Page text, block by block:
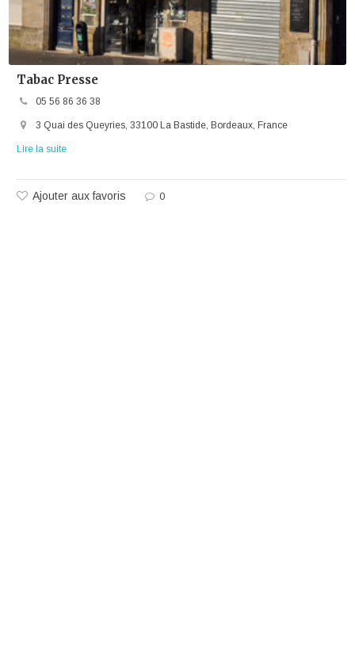
Tabac Presse
05 56 86 36 38
3 Quai des Queyries, 33100 La Bastide, Bordeaux, France
Lire la suite
Ajouter aux favoris 0